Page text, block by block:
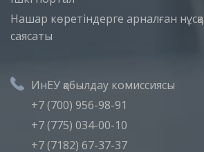
Нашар көретіндерге арналған нұсқа
саясаты
ИнЕУ қабылдау комиссиясы
+7 (700) 956-98-91
+7 (775) 034-00-10
+7 (7182) 67-37-37